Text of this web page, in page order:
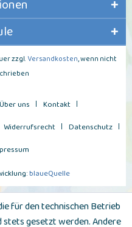
zzgl. Versandkosten, wenn nicht
Über uns
Kontakt
Widerrufsrecht
Datenschutz
blaueQuelle
für den technischen Betrieb
gesetzt werden. Andere